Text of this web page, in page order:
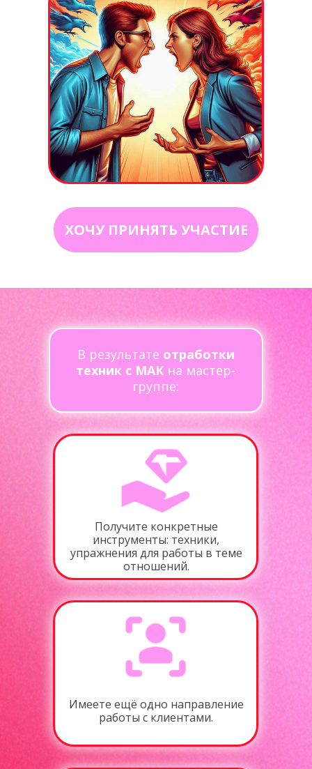
ХОЧУ ПРИНЯТЬ УЧАСТИЕ
В результате отработки
техник с МАК на мастер-
группе:
Получите конкретные
инструменты: техники,
упражнения для работы в теме
отношений.
Имеете ещё одно направление
работы с клиентами.